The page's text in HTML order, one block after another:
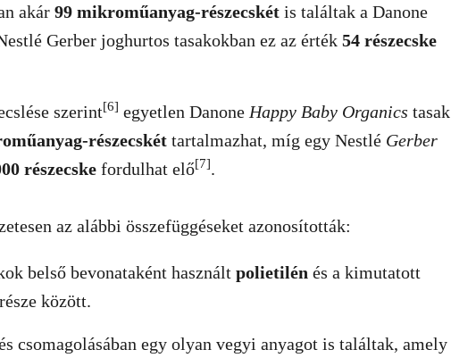
akár 99 mikroműanyag-részecskét is találtak a Danone
Gerber joghurtos tasakokban ez az érték 54 részecske
szerint[6] egyetlen Danone Happy Baby Organics tasak
részecskét tartalmazhat, míg egy Nestlé Gerber
részecske fordulhat elő[7].
az alábbi összefüggéseket azonosították:
belső bevonataként használt polietilén és a kimutatott
között.
csomagolásában egy olyan vegyi anyagot is találtak, amely